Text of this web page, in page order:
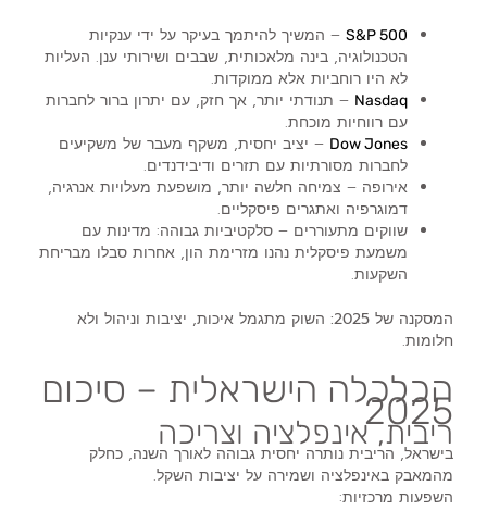
S&P 500 – המשיך להיתמך בעיקר על ידי ענקיות
הטכנולוגיה, בינה מלאכותית, שבבים ושירותי ענן. העליות
לא היו רוחביות אלא ממוקדות.
Nasdaq – תנודתי יותר, אך חזק, עם יתרון ברור לחברות
עם רווחיות מוכחת.
Dow Jones – יציב יחסית, משקף מעבר של משקיעים
לחברות מסורתיות עם תזרים ודיבידנדים.
אירופה – צמיחה חלשה יותר, מושפעת מעלויות אנרגיה,
דמוגרפיה ואתגרים פיסקליים.
שווקים מתעוררים – סלקטיביות גבוהה: מדינות עם
משמעת פיסקלית נהנו מזרימת הון, אחרות סבלו מבריחת
השקעות.
המסקנה של 2025:
השוק מתגמל איכות, יציבות וניהול ולא
חלומות.
הכלכלה הישראלית – סיכום
2025
ריבית, אינפלציה וצריכה
בישראל, הריבית נותרה יחסית גבוהה לאורך השנה, כחלק
מהמאבק באינפלציה ושמירה על יציבות השקל.
השפעות מרכזיות: